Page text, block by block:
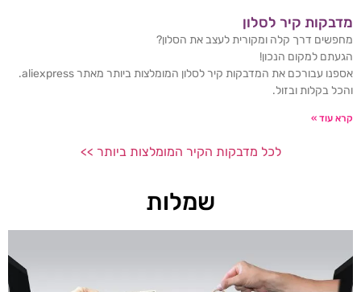
מדבקות קיר לסלון
מחפשים דרך קלה ומקורית לעצב את הסלון?
הגעתם למקום הנכון!
אספנו עבורכם את המדבקות קיר לסלון המומלצות ביותר מאתר aliexpress.
והכל בקלות ובזול.
קרא עוד »
לכל מדבקות הקיר המומלצות ביותר >>
שמלות